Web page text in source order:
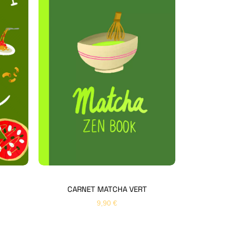
CARNET MATCHA VERT
9,90 €
Hello Editions
Nous revenons vers vous rapidement
Bonjour 👋
Nom* Prénom*